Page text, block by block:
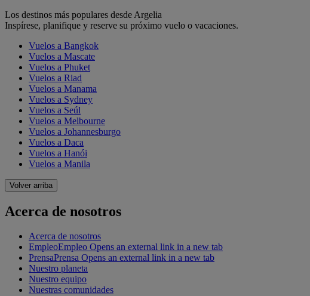
Los destinos más populares desde Argelia
Inspírese, planifique y reserve su próximo vuelo o vacaciones.
Vuelos a Bangkok
Vuelos a Mascate
Vuelos a Phuket
Vuelos a Riad
Vuelos a Manama
Vuelos a Sydney
Vuelos a Seúl
Vuelos a Melbourne
Vuelos a Johannesburgo
Vuelos a Daca
Vuelos a Hanói
Vuelos a Manila
Volver arriba
Acerca de nosotros
Acerca de nosotros
EmpleoEmpleo Opens an external link in a new tab
PrensaPrensa Opens an external link in a new tab
Nuestro planeta
Nuestro equipo
Nuestras comunidades